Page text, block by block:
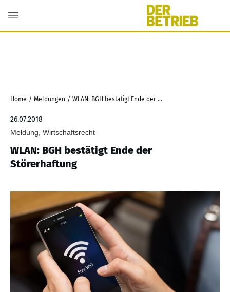
Home / Meldungen / WLAN: BGH bestätigt Ende der Störerhaftung
26.07.2018
Meldung, Wirtschaftsrecht
WLAN: BGH bestätigt Ende der
Störerhaftung